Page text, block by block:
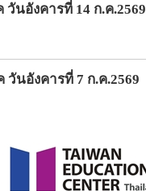
วันอังคารที่ 14 ก.ค.2569
วันอังคารที่ 7 ก.ค.2569